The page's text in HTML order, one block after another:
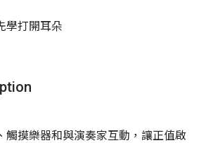
學打開耳朵
摸樂器和與演奏家互動， 讓正值啟